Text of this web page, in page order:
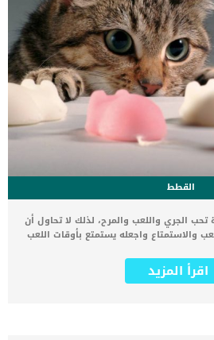
القطط
الجري واللعب والمرح، لذلك لا تحاول أن
والاستمتاع واجعله يستمتع بأوقات اللعب
مثالية مشابهة للبيئة التي تعيش فيها
الحيوانات الصيادة، لذلك فهي تحب النشاط
اقرأ المزيد